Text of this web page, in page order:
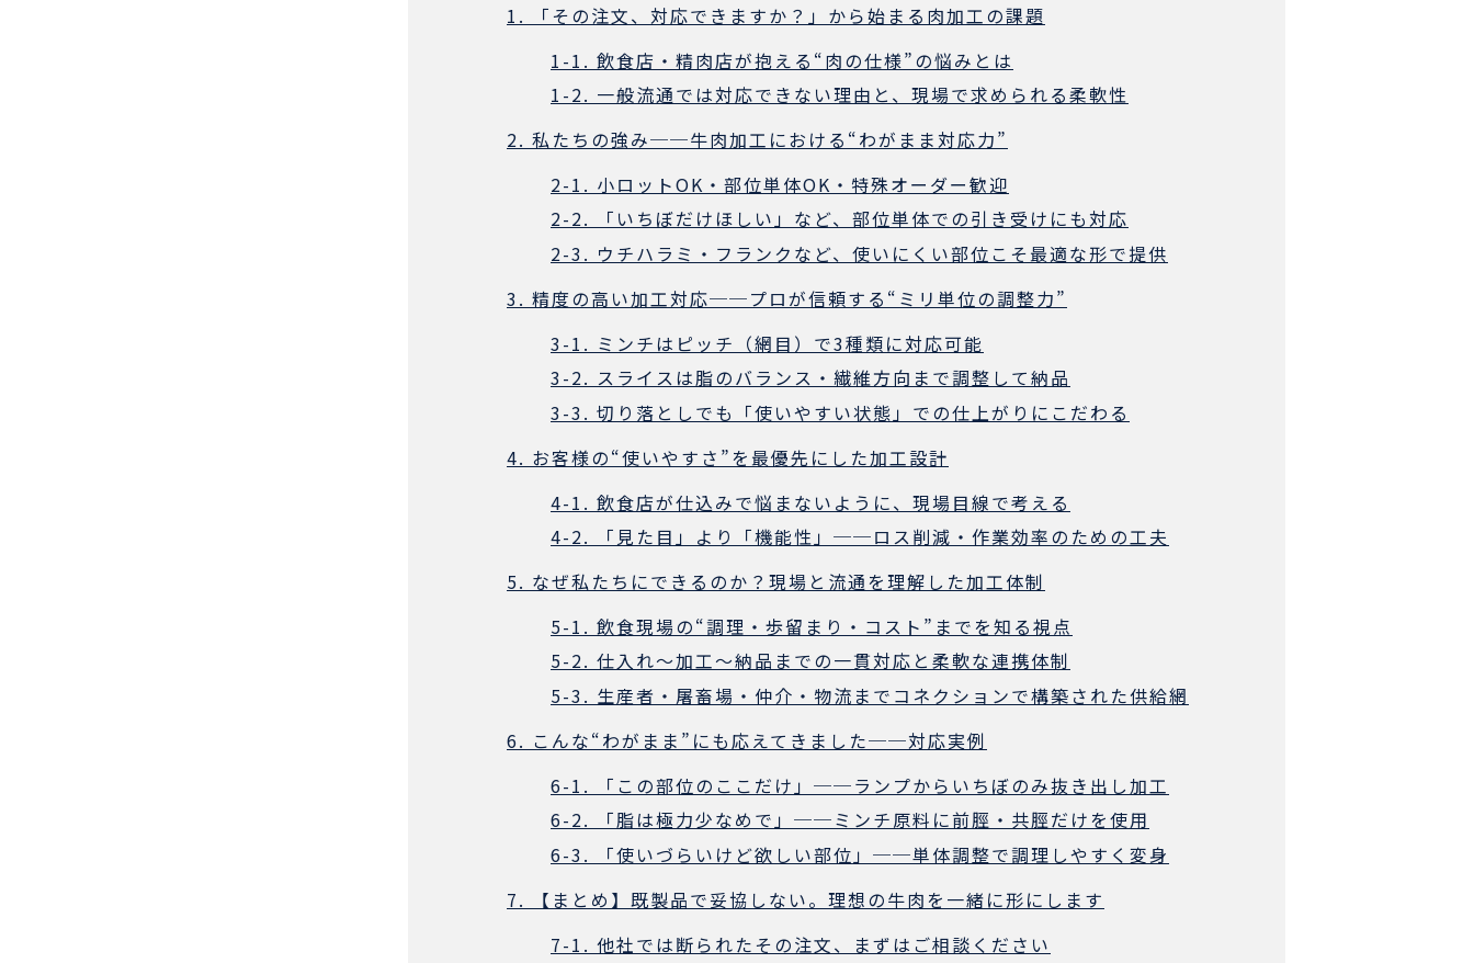
1. 「その注文、対応できますか？」から始まる肉加工の課題
1-1. 飲食店・精肉店が抱える“肉の仕様”の悩みとは
1-2. 一般流通では対応できない理由と、現場で求められる柔軟性
2. 私たちの強み──牛肉加工における“わがまま対応力”
2-1. 小ロットOK・部位単体OK・特殊オーダー歓迎
2-2. 「いちぼだけほしい」など、部位単体での引き受けにも対応
2-3. ウチハラミ・フランクなど、使いにくい部位こそ最適な形で提供
3. 精度の高い加工対応──プロが信頼する“ミリ単位の調整力”
3-1. ミンチはピッチ（網目）で3種類に対応可能
3-2. スライスは脂のバランス・繊維方向まで調整して納品
3-3. 切り落としでも「使いやすい状態」での仕上がりにこだわる
4. お客様の“使いやすさ”を最優先にした加工設計
4-1. 飲食店が仕込みで悩まないように、現場目線で考える
4-2. 「見た目」より「機能性」──ロス削減・作業効率のための工夫
5. なぜ私たちにできるのか？現場と流通を理解した加工体制
5-1. 飲食現場の“調理・歩留まり・コスト”までを知る視点
5-2. 仕入れ〜加工〜納品までの一貫対応と柔軟な連携体制
5-3. 生産者・屠畜場・仲介・物流までコネクションで構築された供給網
6. こんな“わがまま”にも応えてきました──対応実例
6-1. 「この部位のここだけ」──ランプからいちぼのみ抜き出し加工
6-2. 「脂は極力少なめで」──ミンチ原料に前脛・共脛だけを使用
6-3. 「使いづらいけど欲しい部位」──単体調整で調理しやすく変身
7. 【まとめ】既製品で妥協しない。理想の牛肉を一緒に形にします
7-1. 他社では断られたその注文、まずはご相談ください